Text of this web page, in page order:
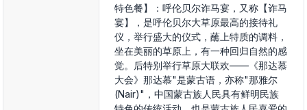
特色餐】：呼伦贝尔诈马宴，又称【诈马
宴】，是呼伦贝尔大草原最高的接待礼
仪，举行盛大的仪式，蘸上特质的调料，
坐在美丽的草原上，有一种回归自然的感
觉。后特别举行草原大联欢——《那达慕
大会》那达慕"是蒙古语，亦称"那雅尔
(Nair)"，中国蒙古族人民具有鲜明民族